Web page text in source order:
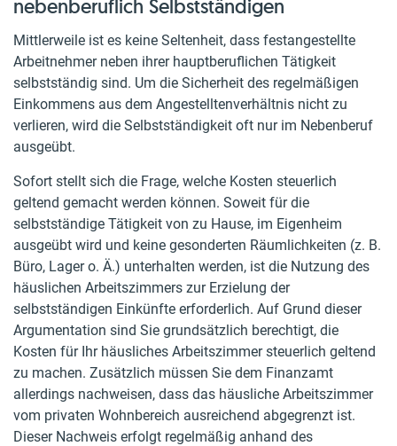
nebenberuflich Selbstständigen
Mittlerweile ist es keine Seltenheit, dass festangestellte
Arbeitnehmer neben ihrer hauptberuflichen Tätigkeit
selbstständig sind. Um die Sicherheit des regelmäßigen
Einkommens aus dem Angestelltenverhältnis nicht zu
verlieren, wird die Selbstständigkeit oft nur im Nebenberuf
ausgeübt.
Sofort stellt sich die Frage, welche Kosten steuerlich
geltend gemacht werden können. Soweit für die
selbstständige Tätigkeit von zu Hause, im Eigenheim
ausgeübt wird und keine gesonderten Räumlichkeiten (z. B.
Büro, Lager o. Ä.) unterhalten werden, ist die Nutzung des
häuslichen Arbeitszimmers zur Erzielung der
selbstständigen Einkünfte erforderlich. Auf Grund dieser
Argumentation sind Sie grundsätzlich berechtigt, die
Kosten für Ihr häusliches Arbeitszimmer steuerlich geltend
zu machen. Zusätzlich müssen Sie dem Finanzamt
allerdings nachweisen, dass das häusliche Arbeitszimmer
vom privaten Wohnbereich ausreichend abgegrenzt ist.
Dieser Nachweis erfolgt regelmäßig anhand des